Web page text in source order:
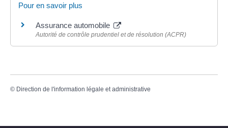
Pour en savoir plus
Assurance automobile
Autorité de contrôle prudentiel et de résolution (ACPR)
© Direction de l'information légale et administrative